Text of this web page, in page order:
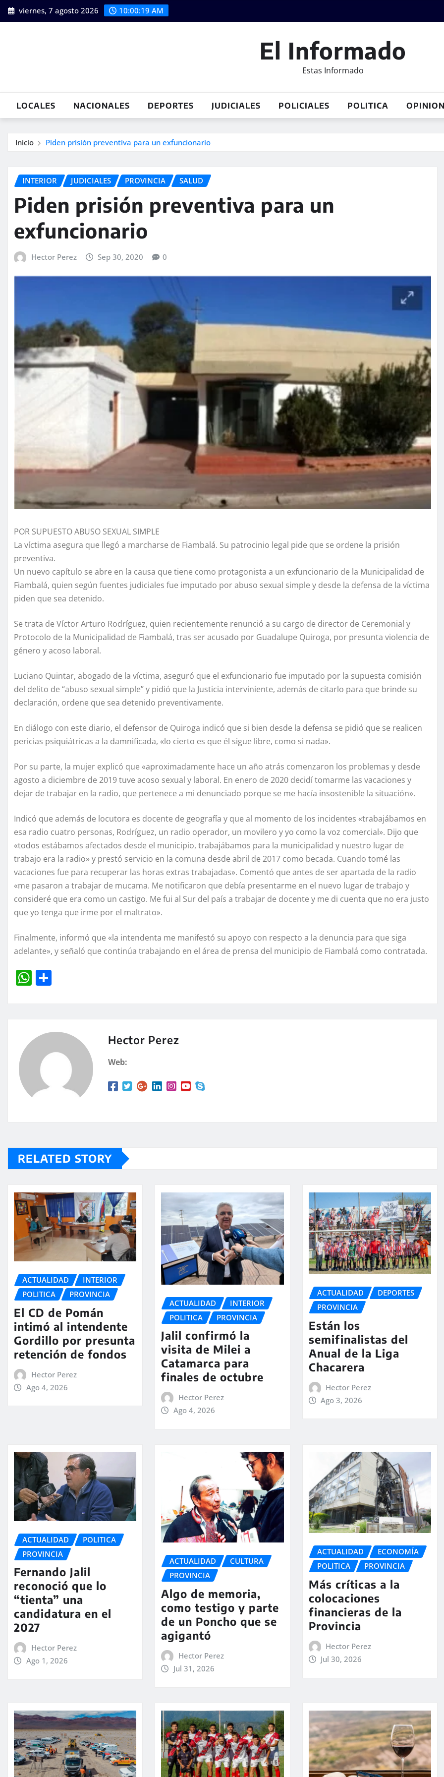
Saltar
al
viernes, 7 agosto 2026 10:00:20 AM
El Informado
Estas Informado
LOCALES NACIONALES DEPORTES JUDICIALES POLICIALES POLITICA OPINION
Inicio Piden prisión preventiva para un exfuncionario
INTERIOR JUDICIALES PROVINCIA SALUD
Piden prisión preventiva para un
exfuncionario
Hector Perez Sep 30, 2020 0
POR SUPUESTO ABUSO SEXUAL SIMPLE
La víctima asegura que llegó a marcharse de Fiambalá. Su patrocinio legal pide que se ordene la prisión
preventiva.
Un nuevo capítulo se abre en la causa que tiene como protagonista a un exfuncionario de la Municipalidad de
Fiambalá, quien según fuentes judiciales fue imputado por abuso sexual simple y desde la defensa de la víctima
piden que sea detenido.
Se trata de Víctor Arturo Rodríguez, quien recientemente renunció a su cargo de director de Ceremonial y
Protocolo de la Municipalidad de Fiambalá, tras ser acusado por Guadalupe Quiroga, por presunta violencia de
género y acoso laboral.
Luciano Quintar, abogado de la víctima, aseguró que el exfuncionario fue imputado por la supuesta comisión
del delito de “abuso sexual simple” y pidió que la Justicia interviniente, además de citarlo para que brinde su
declaración, ordene que sea detenido preventivamente.
En diálogo con este diario, el defensor de Quiroga indicó que si bien desde la defensa se pidió que se realicen
pericias psiquiátricas a la damnificada, «lo cierto es que él sigue libre, como si nada».
Por su parte, la mujer explicó que «aproximadamente hace un año atrás comenzaron los problemas y desde
agosto a diciembre de 2019 tuve acoso sexual y laboral. En enero de 2020 decidí tomarme las vacaciones y
dejar de trabajar en la radio, que pertenece a mi denunciado porque se me hacía insostenible la situación».
Indicó que además de locutora es docente de geografía y que al momento de los incidentes «trabajábamos en
esa radio cuatro personas, Rodríguez, un radio operador, un movilero y yo como la voz comercial». Dijo que
«todos estábamos afectados desde el municipio, trabajábamos para la municipalidad y nuestro lugar de
trabajo era la radio» y prestó servicio en la comuna desde abril de 2017 como becada. Cuando tomé las
vacaciones fue para recuperar las horas extras trabajadas». Comentó que antes de ser apartada de la radio
«me pasaron a trabajar de mucama. Me notificaron que debía presentarme en el nuevo lugar de trabajo y
consideré que era como un castigo. Me fui al Sur del país a trabajar de docente y me di cuenta que no era justo
que yo tenga que irme por el maltrato».
Finalmente, informó que «la intendenta me manifestó su apoyo con respecto a la denuncia para que siga
adelante», y señaló que continúa trabajando en el área de prensa del municipio de Fiambalá como contratada.
W
A
p
rt
Hector Perez
Web:
RELATED STORY
ACTUALIDAD
INTERIOR
POLITICA
PROVINCIA
El CD de Pomán
intimó al intendente
Gordillo por presunta
retención de fondos
Hector Perez
Ago 4, 2026
ACTUALIDAD
INTERIOR
POLITICA
PROVINCIA
Jalil confirmó la
visita de Milei a
Catamarca para
finales de octubre
Hector Perez
Ago 4, 2026
ACTUALIDAD
DEPORTES
PROVINCIA
Están los
semifinalistas del
Anual de la Liga
Chacarera
Hector Perez
Ago 3, 2026
ACTUALIDAD
POLITICA
PROVINCIA
Fernando Jalil
reconoció que lo
“tienta” una
candidatura en el
2027
Hector Perez
Ago 1, 2026
ACTUALIDAD
CULTURA
PROVINCIA
Algo de memoria,
como testigo y parte
de un Poncho que se
agigantó
Hector Perez
Jul 31, 2026
ACTUALIDAD
ECONOMÍA
POLITICA
PROVINCIA
Más críticas a la
colocaciones
financieras de la
Provincia
Hector Perez
Jul 30, 2026